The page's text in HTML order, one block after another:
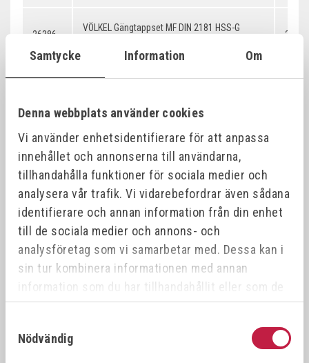
Samtycke Information Om
Denna webbplats använder cookies
Vi använder enhetsidentifierare för att anpassa
innehållet och annonserna till användarna,
tillhandahålla funktioner för sociala medier och
analysera vår trafik. Vi vidarebefordrar även sådana
identifierare och annan information från din enhet
till de sociala medier och annons- och
analysföretag som vi samarbetar med. Dessa kan i
sin tur kombinera informationen med annan
information som du har tillhandahållit eller som de
har samlat in när du har använt deras tjänster.
Nödvändig
26386
VÖLKEL Gängtappset MF DIN 2181 HSS-G
26388
VÖLKEL Gängtappset MF DIN 2181 HSS-G
21x1.5
26389
VÖLKEL Gängtappset MF DIN 2181 HSS-G
22x0.5
26390
VÖLKEL Gängtappset MF DIN 2181 HSS-G
22x1.0
VÖLKEL Gängtappset MF DIN 2181 HSS-G